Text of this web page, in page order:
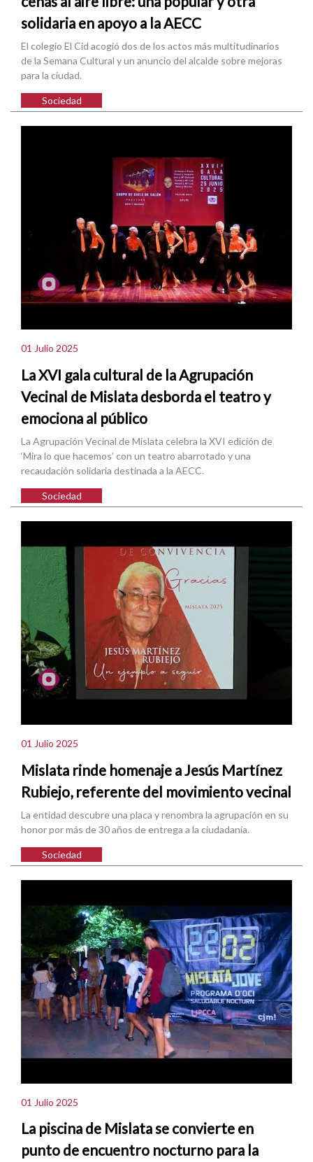
solidaria en apoyo a la AECC
El colegio El Cid acogió dos de los actos más multitudinarios
de la Semana Cultural y un anuncio del alcalde sobre mejoras
para la ciudad.
Sociedad
01 Julio 2025
La XVI gala cultural de la Agrupación
Vecinal de Mislata desborda el teatro y
emociona al público
La Agrupación Vecinal de Mislata celebra la XVI edición de
‘Mira lo que hacemos’ con un teatro abarrotado y una
recaudación solidaria destinada a la AECC.
Sociedad
01 Julio 2025
Mislata rinde homenaje a Jesús Martínez
Rubiejo, referente del movimiento vecinal
La entidad descubre una placa y renombra la agrupación en su
honor por más de 30 años de entrega a la ciudadanía.
Sociedad
01 Julio 2025
La piscina de Mislata se convierte en
punto de encuentro nocturno para la